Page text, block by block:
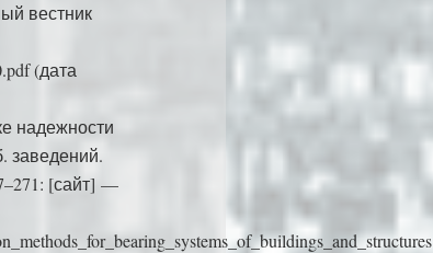
вестник
(дата
надежности
заведений.
[сайт] —